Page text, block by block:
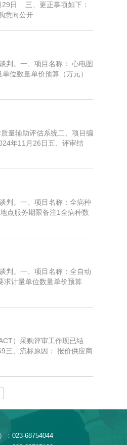
29日 三、更正事项如下：
意向公开
判。一、项目名称： 心电图
位数量单价预算（万元）
量辅助评估系统二、项目编
年11月26日五、评审结
判。一、项目名称：全病种
点服务期限备注1全病种数
判。一、项目名称：全自动
求计量单位数量单价预算
）采购评审工作现已结
三、流标原因： 报价供应商
：023-68754044